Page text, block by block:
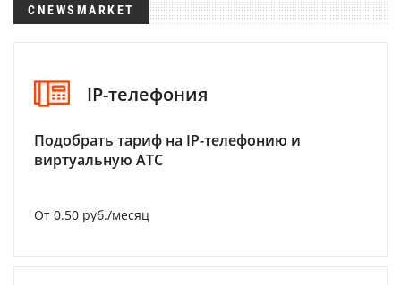
CNEWSMARKET
IP-телефония
Подобрать тариф на IP-телефонию и
виртуальную АТС
От 0.50 руб./месяц